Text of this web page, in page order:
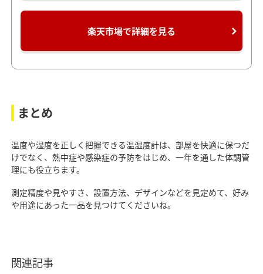
楽天市場で詳細を見る
まとめ
温度や湿度を正しく把握できる温湿度計は、部屋を快適に保つだ
けでなく、熱中症や感染症の予防をはじめ、一年を通した体調管
理にも役立ちます。
測定精度や見やすさ、設置方法、デザインなどを見定めて、好み
や用途にあった一品を見つけてくださいね。
関連記事